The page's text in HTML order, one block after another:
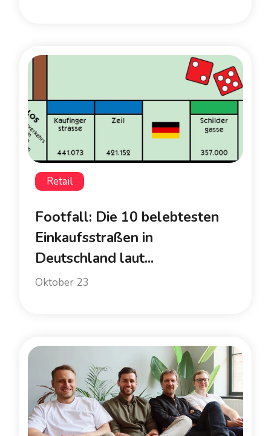
Retail
Footfall: Die 10 belebtesten
Einkaufsstraßen in
Deutschland laut...
Oktober 23